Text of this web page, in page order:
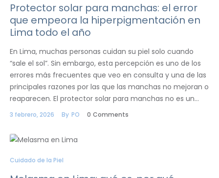
Protector solar para manchas: el error
que empeora la hiperpigmentación en
Lima todo el año
En Lima, muchas personas cuidan su piel solo cuando
“sale el sol”. Sin embargo, esta percepción es uno de los
errores más frecuentes que veo en consulta y una de las
principales razones por las que las manchas no mejoran o
reaparecen. El protector solar para manchas no es un…
3 febrero, 2026 By PO 0 Comments
Cuidado de la Piel